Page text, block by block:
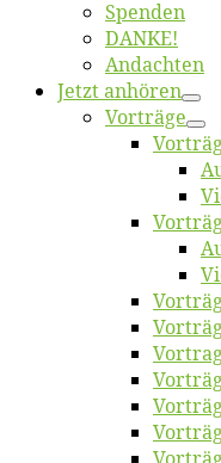
Spen­den
DANKE!
An­dach­ten
Jetzt an­hö­ren
Vor­trä­ge